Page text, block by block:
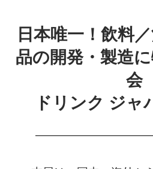
食
品
開
日本唯一！飲料
品の開発・製造
会
ドリンク ジャ